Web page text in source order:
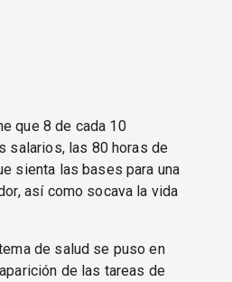
que 8 de cada 10
salarios, las 80 horas de
sienta las bases para una
así como socava la vida
de salud se puso en
de las tareas de